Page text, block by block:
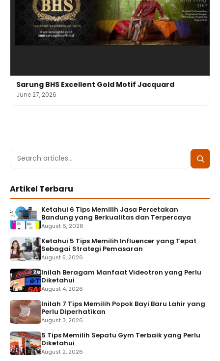
Sarung BHS Excellent Gold Motif Jacquard
June 27, 2026
Search
Search
Artikel Terbaru
Ketahui 6 Tips Memilih Jasa Percetakan
Bandung yang Berkualitas dan Terpercaya
August 6, 2026
Ketahui 5 Tips Memilih Influencer yang Tepat
Sebagai Strategi Pemasaran
August 5, 2026
Inilah Beragam Manfaat Videotron yang Perlu
Diketahui
August 4, 2026
Inilah 7 Tips Memilih Popok Bayi Baru Lahir yang
Perlu Diperhatikan
August 3, 2026
5 Tips Memilih Sepatu Gym Terbaik yang Perlu
Diketahui
August 2, 2026